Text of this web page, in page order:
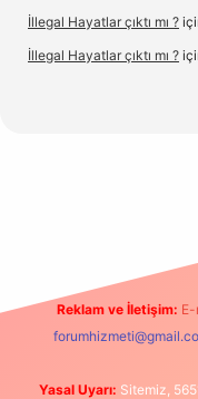
İllegal Hayatlar çıktı mı ?
İllegal Hayatlar çıktı mı ?
Reklam ve İletişim:
Yasal Uyarı: Sitemiz,